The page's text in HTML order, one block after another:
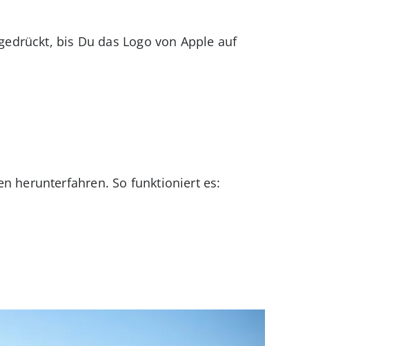
bis Du das Logo von Apple auf
herunterfahren. So funktioniert es: